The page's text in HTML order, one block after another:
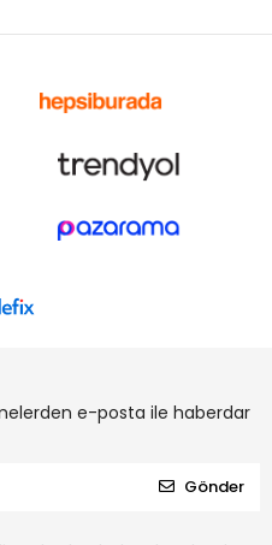
e-posta ile haberdar
Gönder